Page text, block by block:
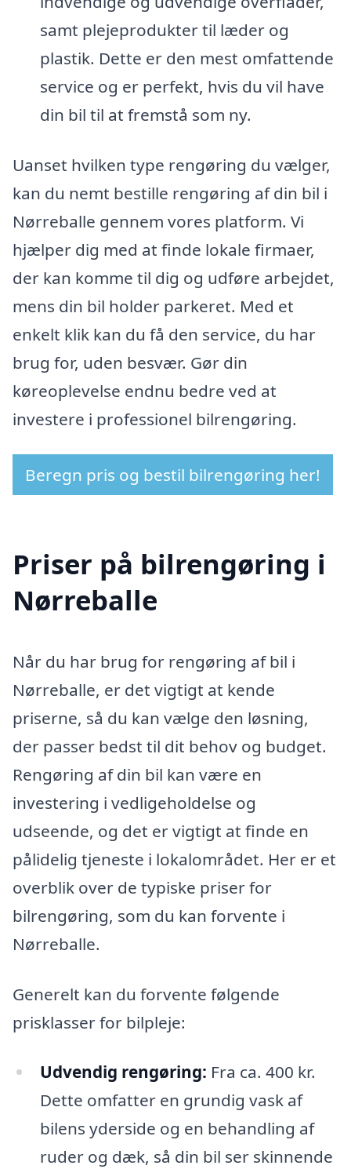
samt plejeprodukter til læder og
plastik. Dette er den mest omfattende
service og er perfekt, hvis du vil have
din bil til at fremstå som ny.
Uanset hvilken type rengøring du vælger,
kan du nemt bestille rengøring af din bil i
Nørreballe gennem vores platform. Vi
hjælper dig med at finde lokale firmaer,
der kan komme til dig og udføre arbejdet,
mens din bil holder parkeret. Med et
enkelt klik kan du få den service, du har
brug for, uden besvær. Gør din
køreoplevelse endnu bedre ved at
investere i professionel bilrengøring.
Beregn pris og bestil bilrengøring her!
Priser på bilrengøring i
Nørreballe
Når du har brug for rengøring af bil i
Nørreballe, er det vigtigt at kende
priserne, så du kan vælge den løsning,
der passer bedst til dit behov og budget.
Rengøring af din bil kan være en
investering i vedligeholdelse og
udseende, og det er vigtigt at finde en
pålidelig tjeneste i lokalområdet. Her er et
overblik over de typiske priser for
bilrengøring, som du kan forvente i
Nørreballe.
Generelt kan du forvente følgende
prisklasser for bilpleje:
Udvendig rengøring: Fra ca. 400 kr.
Dette omfatter en grundig vask af
bilens yderside og en behandling af
ruder og dæk, så din bil ser skinnende